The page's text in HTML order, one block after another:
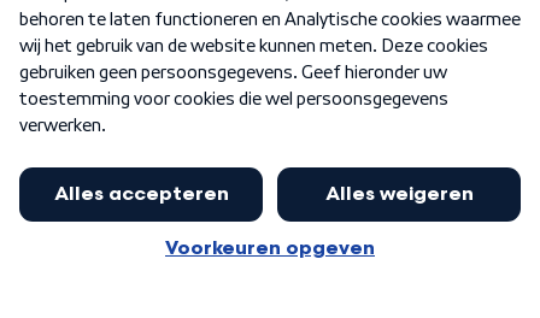
Nieuwsbrief
Word Lid